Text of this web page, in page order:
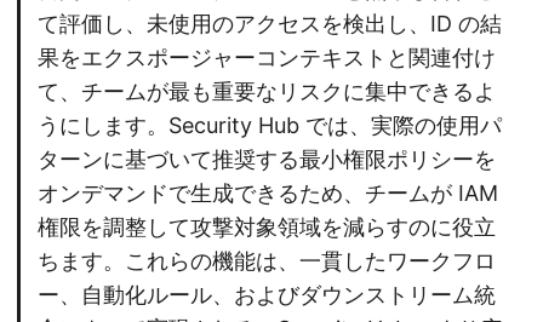
て評価し、未使用のアクセスを検出し、ID の結
果をエクスポージャーコンテキストと関連付け
て、チームが最も重要なリスクに集中できるよ
うにします。Security Hub では、実際の使用パ
ターンに基づいて推奨する最小権限ポリシーを
オンデマンドで生成できるため、チームが IAM
権限を調整して攻撃対象領域を減らすのに役立
ちます。これらの機能は、一貫したワークフロ
ー、自動化ルール、およびダウンストリーム統